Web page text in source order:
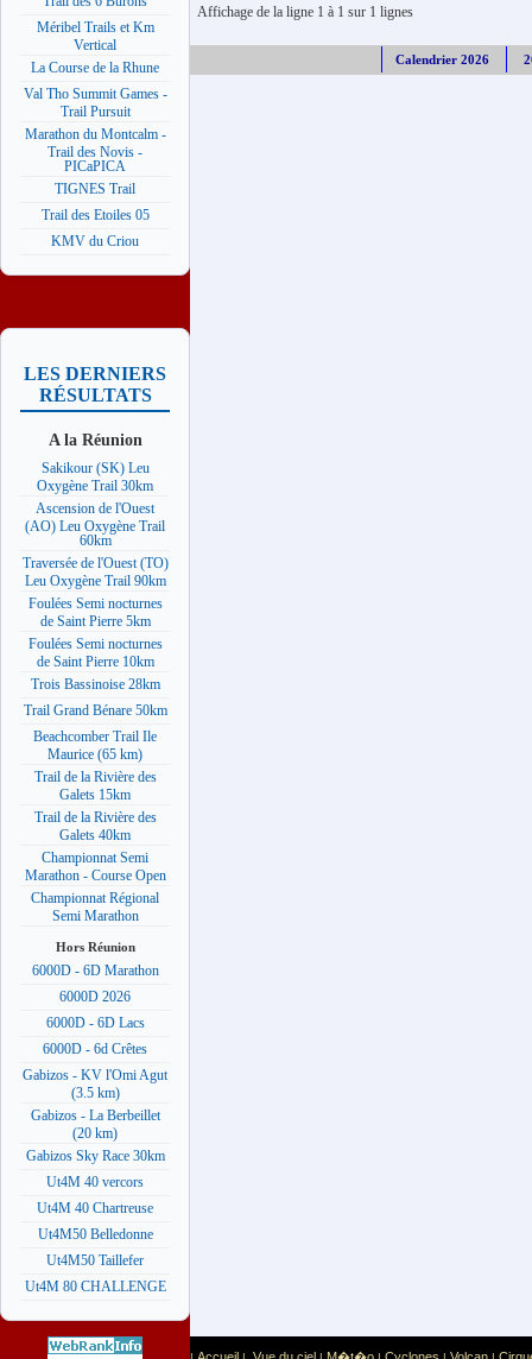
Méribel Trails et Km
Vertical
La Course de la Rhune
Val Tho Summit Games -
Trail Pursuit
Marathon du Montcalm -
Trail des Novis -
PICaPICA
TIGNES Trail
Trail des Etoiles 05
KMV du Criou
LES DERNIERS
RÉSULTATS
A la Réunion
Sakikour (SK) Leu
Oxygène Trail 30km
Ascension de l'Ouest
(AO) Leu Oxygène Trail
60km
Traversée de l'Ouest (TO)
Leu Oxygène Trail 90km
Foulées Semi nocturnes
de Saint Pierre 5km
Foulées Semi nocturnes
de Saint Pierre 10km
Trois Bassinoise 28km
Trail Grand Bénare 50km
Beachcomber Trail Ile
Maurice (65 km)
Trail de la Rivière des
Galets 15km
Trail de la Rivière des
Galets 40km
Championnat Semi
Marathon - Course Open
Championnat Régional
Semi Marathon
Hors Réunion
6000D - 6D Marathon
6000D 2026
6000D - 6D Lacs
6000D - 6d Crêtes
Gabizos - KV l'Omi Agut
(3.5 km)
Gabizos - La Berbeillet
(20 km)
Gabizos Sky Race 30km
Ut4M 40 vercors
Ut4M 40 Chartreuse
Ut4M50 Belledonne
Ut4M50 Taillefer
Ut4M 80 CHALLENGE
Affichage de la ligne 1 à 1 sur 1 lignes
Calendrier 2026